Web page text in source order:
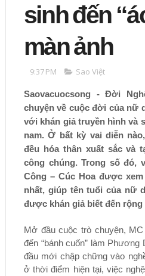
sinh đến
màn ảnh
9:37 PM Sao Việt
Saovacuocsong - Đời
chuyện về cuộc đời của nữ
với khán giả truyền hình và
nam. Ở bất kỳ vai diễn
đều hóa thân xuất sắc và
công chúng. Trong số đó,
Công – Cúc Hoa được
nhất, giúp tên tuổi của nữ
được khán giả biết đến rộng
Mở đầu cuộc trò chuyện,
đến “bánh cuốn” làm
đầu mới chập chững vào
ở thời điểm hiện tại, việc